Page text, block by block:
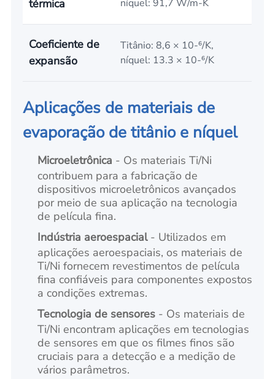
térmica
níquel: 91,7 W/m-K
Coeficiente de
expansão
Titânio: 8,6 × 10-⁶/K,
níquel: 13.3 × 10-⁶/K
Aplicações de materiais de
evaporação de titânio e níquel
Microeletrônica - Os materiais Ti/Ni
contribuem para a fabricação de
dispositivos microeletrônicos avançados
por meio de sua aplicação na tecnologia
de película fina.
Indústria aeroespacial- Utilizados em
aplicações aeroespaciais, os materiais de
Ti/Ni fornecem revestimentos de película
fina confiáveis para componentes expostos
a condições extremas.
Tecnologia de sensores- Os materiais de
Ti/Ni encontram aplicações em tecnologias
de sensores em que os filmes finos são
cruciais para a detecção e a medição de
vários parâmetros.